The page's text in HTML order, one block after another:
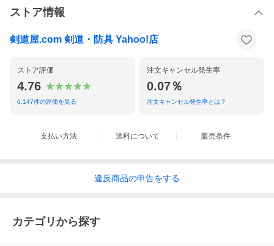
ストア情報
剣道屋.com 剣道・防具 Yahoo!店
ストア評価
4.76
6,147件の評価を見る
注文キャンセル発生率
0.07％
注文キャンセル発生率とは？
支払い方法 送料について 販売条件
違反商品の申告をする
カテゴリから探す